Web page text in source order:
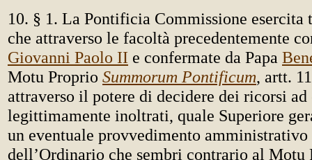
10. § 1. La Pontificia Commissione esercita
che attraverso le facoltà precedentemente
Giovanni Paolo II e confermate da Papa
Motu Proprio Summorum Pontificum, artt.
attraverso il potere di decidere dei ricorsi ad
legittimamente inoltrati, quale Superiore
un eventuale provvedimento amministrativo
dell’Ordinario che sembri contrario al Motu